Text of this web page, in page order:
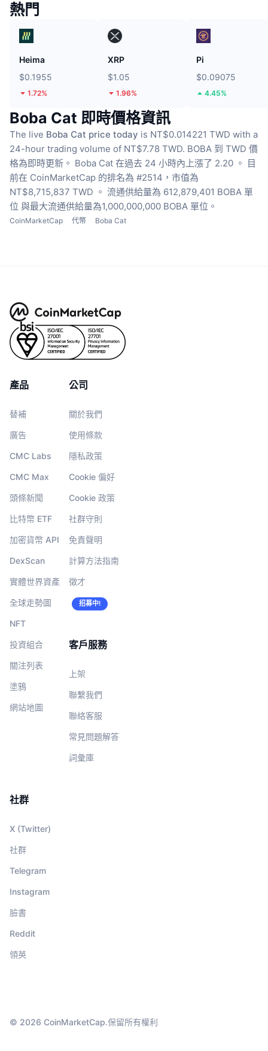
熱門
Heima
$0.1955
1.72%
XRP
$1.05
1.96%
Pi
$0.09075
4.45%
Boba Cat 即時價格資訊
The live Boba Cat price today is NT$0.014221 TWD with a
24-hour trading volume of NT$7.78 TWD. BOBA 到 TWD 價
格為即時更新。 Boba Cat 在過去 24 小時內上漲了 2.20 。
目
前在 CoinMarketCap 的排名為 #2514，市值為
NT$8,715,837 TWD 。 流通供給量為 612,879,401 BOBA 單
位 與最大流通供給量為1,000,000,000 BOBA 單位。
CoinMarketCap 代幣 Boba Cat
產品
替補
廣告
CMC Labs
CMC Max
頭條新聞
比特幣 ETF
加密貨幣 API
DexScan
實體世界資產
全球走勢圖
NFT
投資組合
關注列表
塗鴉
網站地圖
公司
關於我們
使用條款
隱私政策
Cookie 偏好
Cookie 政策
社群守則
免責聲明
計算方法指南
徵才
招募中!
客戶服務
上架
聯繫我們
聯絡客服
常見問題解答
詞彙庫
社群
X (Twitter)
社群
Telegram
Instagram
臉書
Reddit
領英
© 2026 CoinMarketCap.保留所有權利